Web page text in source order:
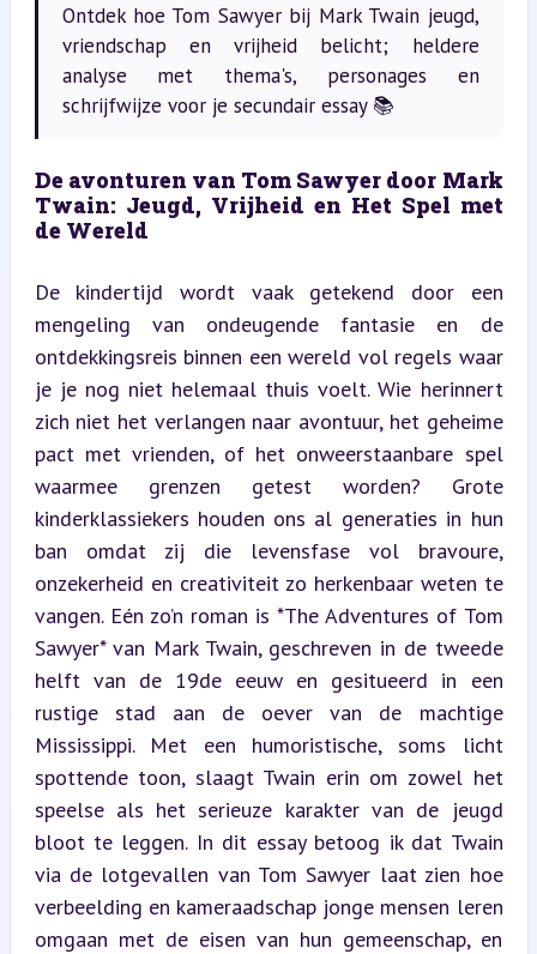
Ontdek hoe Tom Sawyer bij Mark Twain jeugd,
vriendschap en vrijheid belicht; heldere
analyse met thema's, personages en
schrijfwijze voor je secundair essay 📚
De avonturen van Tom Sawyer door Mark
Twain: Jeugd, Vrijheid en Het Spel met
de Wereld
De kindertijd wordt vaak getekend door een
mengeling van ondeugende fantasie en de
ontdekkingsreis binnen een wereld vol regels waar
je je nog niet helemaal thuis voelt. Wie herinnert
zich niet het verlangen naar avontuur, het geheime
pact met vrienden, of het onweerstaanbare spel
waarmee grenzen getest worden? Grote
kinderklassiekers houden ons al generaties in hun
ban omdat zij die levensfase vol bravoure,
onzekerheid en creativiteit zo herkenbaar weten te
vangen. Eén zo’n roman is *The Adventures of Tom
Sawyer* van Mark Twain, geschreven in de tweede
helft van de 19de eeuw en gesitueerd in een
rustige stad aan de oever van de machtige
Mississippi. Met een humoristische, soms licht
spottende toon, slaagt Twain erin om zowel het
speelse als het serieuze karakter van de jeugd
bloot te leggen. In dit essay betoog ik dat Twain
via de lotgevallen van Tom Sawyer laat zien hoe
verbeelding en kameraadschap jonge mensen leren
omgaan met de eisen van hun gemeenschap, en